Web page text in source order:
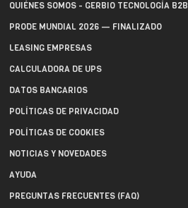
QUIÉNES SOMOS - GERBIO TECNOLOGÍA B2B
PRODE MUNDIAL 2026 — FINALIZADO
LEASING EMPRESAS
CALCULADORA DE UPS
DATOS BANCARIOS
POLÍTICAS DE PRIVACIDAD
POLÍTICAS DE COOKIES
NOTICIAS Y NOVEDADES
AYUDA
PREGUNTAS FRECUENTES (FAQ)